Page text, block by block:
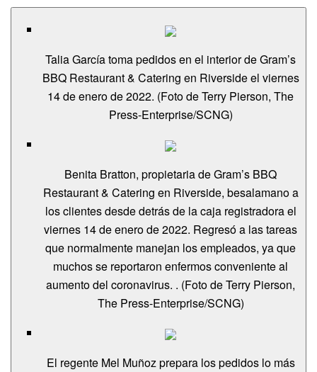
Talia García toma pedidos en el interior de Gram’s
BBQ Restaurant & Catering en Riverside el viernes
14 de enero de 2022. (Foto de Terry Pierson, The
Press-Enterprise/SCNG)
Benita Bratton, propietaria de Gram’s BBQ
Restaurant & Catering en Riverside, besalamano a
los clientes desde detrás de la caja registradora el
viernes 14 de enero de 2022. Regresó a las tareas
que normalmente manejan los empleados, ya que
muchos se reportaron enfermos conveniente al
aumento del coronavirus. . (Foto de Terry Pierson,
The Press-Enterprise/SCNG)
El regente Mel Muñoz prepara los pedidos lo más